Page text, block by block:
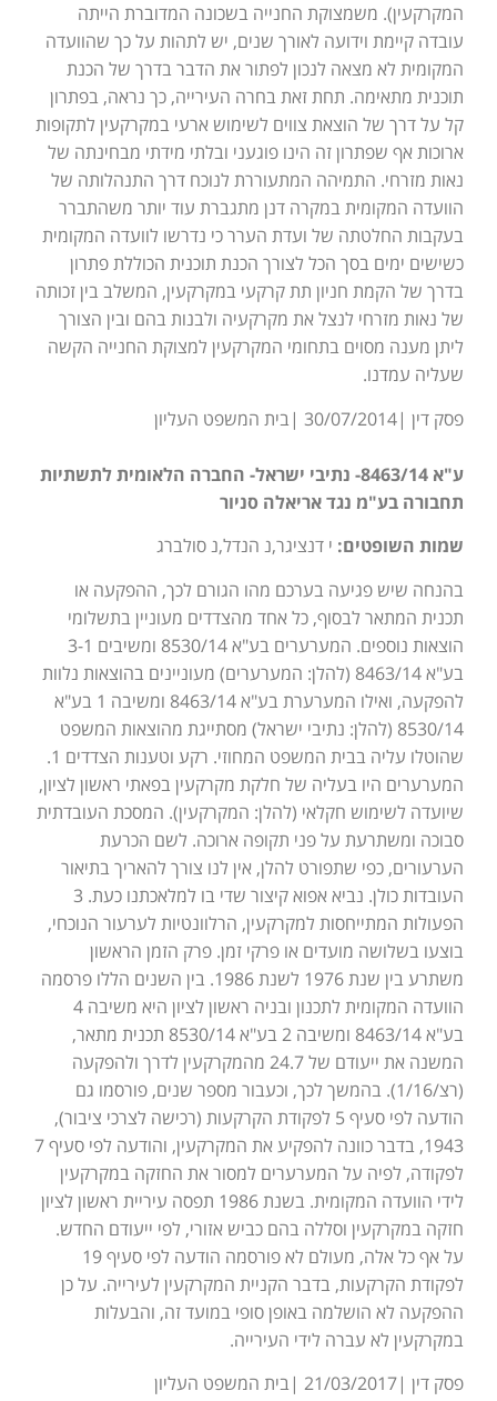
המקרקעין). משמצוקת החנייה בשכונה המדוברת הייתה
עובדה קיימת וידועה לאורך שנים, יש לתהות על כך שהוועדה
המקומית לא מצאה לנכון לפתור את הדבר בדרך של הכנת
תוכנית מתאימה. תחת זאת בחרה העירייה, כך נראה, בפתרון
קל על דרך של הוצאת צווים לשימוש ארעי במקרקעין לתקופות
ארוכות אף שפתרון זה הינו פוגעני ובלתי מידתי מבחינתה של
נאות מזרחי. התמיהה המתעוררת לנוכח דרך התנהלותה של
הוועדה המקומית במקרה דנן מתגברת עוד יותר משהתברר
בעקבות החלטתה של ועדת הערר כי נדרשו לוועדה המקומית
כשישים ימים בסך הכל לצורך הכנת תוכנית הכוללת פתרון
בדרך של הקמת חניון תת קרקעי במקרקעין, המשלב בין זכותה
של נאות מזרחי לנצל את מקרקעיה ולבנות בהם ובין הצורך
ליתן מענה מסוים בתחומי המקרקעין למצוקת החנייה הקשה
שעליה עמדנו.
פסק דין |30/07/2014 |בית המשפט העליון
ע"א 8463/14- נתיבי ישראל- החברה הלאומית לתשתיות
תחבורה בע"מ נגד אריאלה סניור
שמות השופטים: י דנציגר,נ הנדל,נ סולברג
בהנחה שיש פגיעה בערכם מהו הגורם לכך, ההפקעה או
תכנית המתאר לבסוף, כל אחד מהצדדים מעוניין בתשלומי
הוצאות נוספים. המערערים בע"א 8530/14 ומשיבים 3-1
בע"א 8463/14 (להלן: המערערים) מעוניינים בהוצאות נלוות
להפקעה, ואילו המערערת בע"א 8463/14 ומשיבה 1 בע"א
8530/14 (להלן: נתיבי ישראל) מסתייגת מהוצאות המשפט
שהוטלו עליה בבית המשפט המחוזי. רקע וטענות הצדדים 1.
המערערים היו בעליה של חלקת מקרקעין בפאתי ראשון לציון,
שיועדה לשימוש חקלאי (להלן: המקרקעין). המסכת העובדתית
סבוכה ומשתרעת על פני תקופה ארוכה. לשם הכרעת
הערעורים, כפי שתפורט להלן, אין לנו צורך להאריך בתיאור
העובדות כולן. נביא אפוא קיצור שדי בו למלאכתנו כעת. 3
הפעולות המתייחסות למקרקעין, הרלוונטיות לערעור הנוכחי,
בוצעו בשלושה מועדים או פרקי זמן. פרק הזמן הראשון
משתרע בין שנת 1976 לשנת 1986. בין השנים הללו פרסמה
הוועדה המקומית לתכנון ובניה ראשון לציון היא משיבה 4
בע"א 8463/14 ומשיבה 2 בע"א 8530/14 תכנית מתאר,
המשנה את ייעודם של 24.7 מהמקרקעין לדרך ולהפקעה
(רצ/1/16). בהמשך לכך, וכעבור מספר שנים, פורסמו גם
הודעה לפי סעיף 5 לפקודת הקרקעות (רכישה לצרכי ציבור),
1943, בדבר כוונה להפקיע את המקרקעין, והודעה לפי סעיף 7
לפקודה, לפיה על המערערים למסור את החזקה במקרקעין
לידי הוועדה המקומית. בשנת 1986 תפסה עיריית ראשון לציון
חזקה במקרקעין וסללה בהם כביש אזורי, לפי ייעודם החדש.
על אף כל אלה, מעולם לא פורסמה הודעה לפי סעיף 19
לפקודת הקרקעות, בדבר הקניית המקרקעין לעירייה. על כן
ההפקעה לא הושלמה באופן סופי במועד זה, והבעלות
במקרקעין לא עברה לידי העירייה.
פסק דין |21/03/2017 |בית המשפט העליון